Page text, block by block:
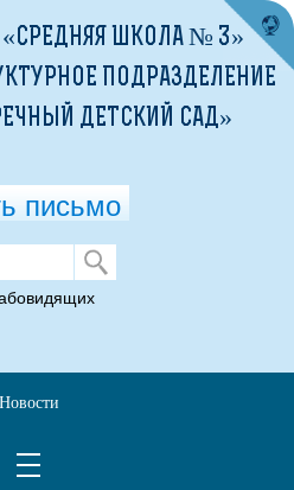
в Павловском СДК прошел
песенку "Топ. Топ,
ШКОЛА № 3»
ПОДРАЗДЕЛЕНИЕ
ДЕТСКИЙ САД»
письмо
Новости